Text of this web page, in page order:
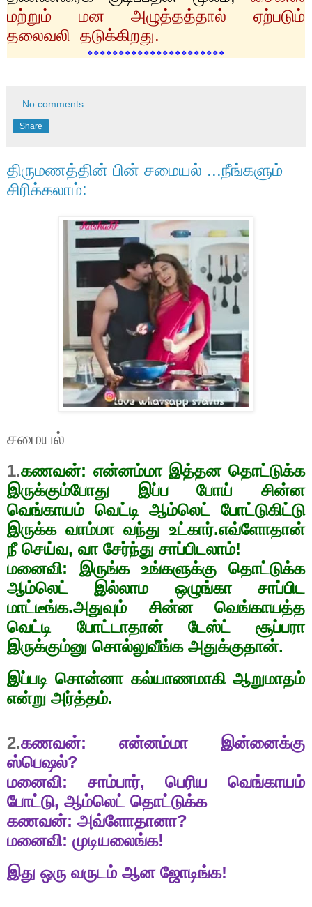
மற்றும் மன அழுத்தத்தால் ஏற்படும்
தலைவலி தடுக்கிறது.
🍀🍀🍀🍀🍀🍀🍀🍀🍀🍀🍀🍀🍀🍀🍀🍀 🍀🍀🍀🍀🍀🍀
No comments:
Share
திருமணத்தின் பின் சமையல் ...நீங்களும்
சிரிக்கலாம்:
சமையல்
1.கணவன்: என்னம்மா இத்தன தொட்டுக்க
இருக்கும்போது இப்ப போய் சின்ன
வெங்காயம் வெட்டி ஆம்லெட் போட்டுகிட்டு
இருக்க வாம்மா வந்து உட்கார்.எவ்ளோதான்
நீ செய்வ, வா சேர்ந்து சாப்பிடலாம்!
மனைவி: இருங்க உங்களுக்கு தொட்டுக்க
ஆம்லெட் இல்லாம ஒழுங்கா சாப்பிட
மாட்டீங்க.அதுவும் சின்ன வெங்காயத்த
வெட்டி போட்டாதான் டேஸ்ட் சூப்பரா
இருக்கும்னு சொல்லுவீங்க அதுக்குதான்.
இப்படி சொன்னா கல்யாணமாகி ஆறுமாதம்
என்று அர்த்தம்.
2.கணவன்: என்னம்மா இன்னைக்கு
ஸ்பெஷல்?
மனைவி: சாம்பார், பெரிய வெங்காயம்
போட்டு, ஆம்லெட் தொட்டுக்க
கணவன்: அவ்ளோதானா?
மனைவி: முடியலைங்க!
இது ஒரு வருடம் ஆன ஜோடிங்க!